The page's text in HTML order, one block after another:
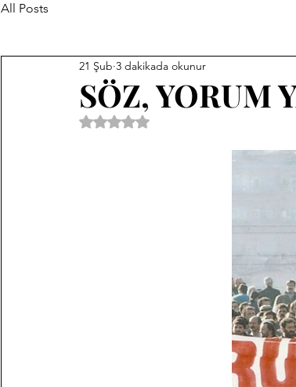
All Posts
SÖZ, YORUM
21 Şub 3 dakikada okunur
5 üzerinden NaN yıldız